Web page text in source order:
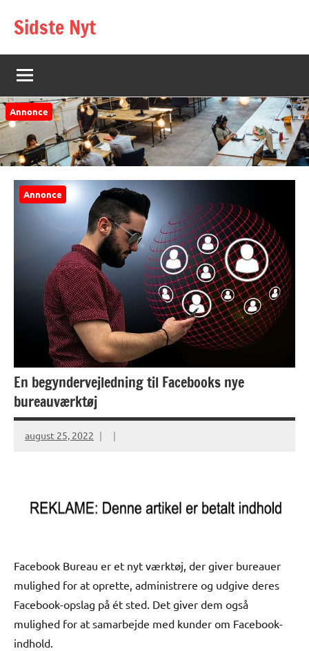
Sidste Nyt
Annonce
Annonce
En begyndervejledning til Facebooks nye
bureauværktøj
august 25, 2022
Facebook Bureau er et nyt værktøj, der giver bureauer
mulighed for at oprette, administrere og udgive deres
Facebook-opslag på ét sted. Det giver dem også
mulighed for at samarbejde med kunder om Facebook-
indhold.